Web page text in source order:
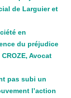
de Larguier et
en
du préjudice
Avocat
pas subi un
l’action